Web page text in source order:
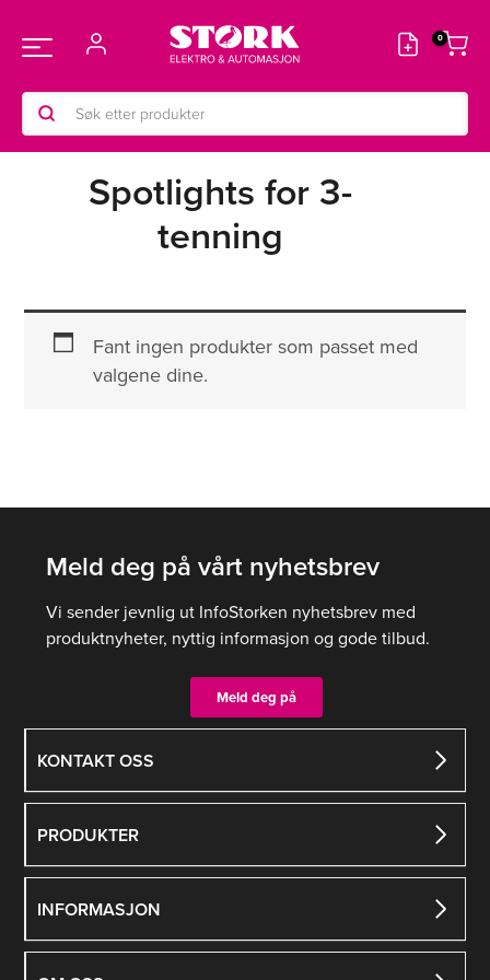
rett
innholdet
Main
Menu
Products
search
Spotlights for 3-
tenning
Fant ingen produkter som passet med
valgene dine.
KONTAKT OSS
PRODUKTER
INFORMASJON
Meld deg på vårt nyhetsbrev
Vi sender jevnlig ut InfoStorken nyhetsbrev med
produktnyheter, nyttig informasjon og gode tilbud.
Meld deg på